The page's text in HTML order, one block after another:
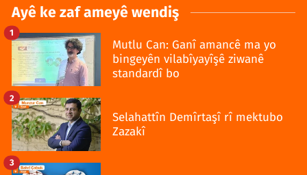
Ayê ke zaf ameyê wendiş
Mutlu Can: Ganî amancê ma yo
bingeyên vilabîyayîşê ziwanê
standardî bo
1
Selahattîn Demîrtaşî rî mektubo
Zazakî
2
3